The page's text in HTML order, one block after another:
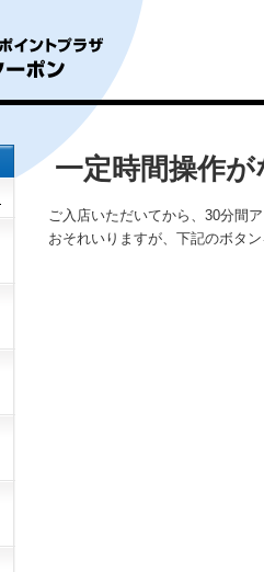
一定時間操作
ご入店いただいてから、30分間
おそれいりますが、下記のボタ